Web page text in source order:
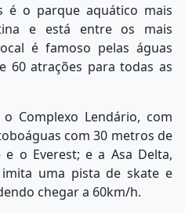
é o parque aquático mais
e está entre os mais
é famoso pelas águas
60 atrações para todas as
Complexo Lendário, com
com 30 metros de
o Everest; e a Asa Delta,
uma pista de skate e
chegar a 60km/h.